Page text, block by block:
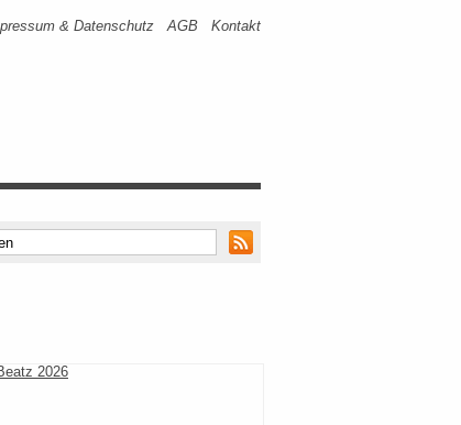
& Datenschutz AGB Kontakt